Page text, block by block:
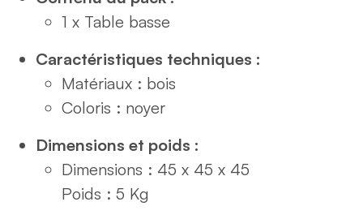
1 x Table basse
Caractéristiques techniques :
Matériaux : bois
Coloris : noyer
Dimensions et poids :
Dimensions : 45 x 45 x 45
Poids : 5 Kg